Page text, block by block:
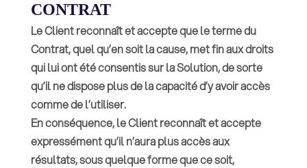
CONTRAT
Le Client reconnaît et accepte que le terme du
Contrat, quel qu’en soit la cause, met fin aux droits
qui lui ont été consentis sur la Solution, de sorte
qu’il ne dispose plus de la capacité d’y avoir accès
comme de l’utiliser.
En conséquence, le Client reconnaît et accepte
expressément qu’il n’aura plus accès aux
résultats, sous quelque forme que ce soit,